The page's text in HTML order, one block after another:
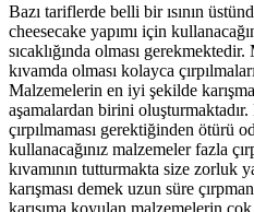
Bazı tariflerde belli bir ısının
cheesecake yapımı için
sıcaklığında olması
kıvamda olması kolayca
Malzemelerin en iyi şekilde
aşamalardan birini
çırpılmaması gerektiğinden ötürü
kullanacağınız malzemeler fazla
kıvamının tutturmakta size zorluk
karışması demek uzun süre
karışıma koyulan malzemelerin